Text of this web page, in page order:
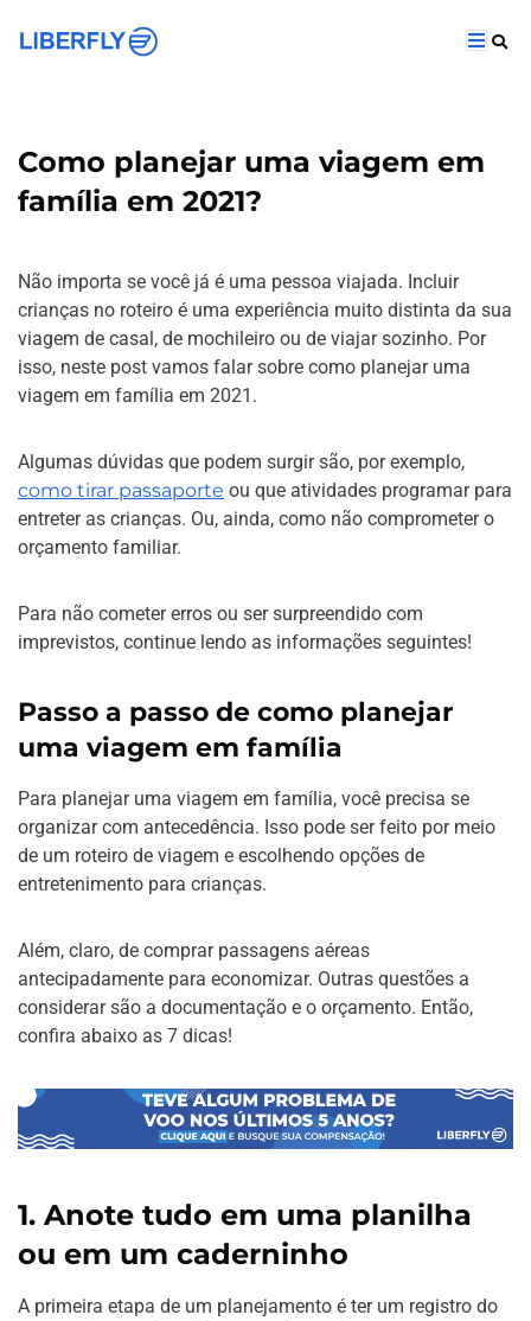
Como planejar uma viagem em
família em 2021?
Não importa se você já é uma pessoa viajada. Incluir
crianças no roteiro é uma experiência muito distinta da sua
viagem de casal, de mochileiro ou de viajar sozinho. Por
isso, neste post vamos falar sobre como planejar uma
viagem em família em 2021.
Algumas dúvidas que podem surgir são, por exemplo,
como tirar passaporte ou que atividades programar para
entreter as crianças. Ou, ainda, como não comprometer o
orçamento familiar.
Para não cometer erros ou ser surpreendido com
imprevistos, continue lendo as informações seguintes!
Passo a passo de como planejar
uma viagem em família
Para planejar uma viagem em família, você precisa se
organizar com antecedência. Isso pode ser feito por meio
de um roteiro de viagem e escolhendo opções de
entretenimento para crianças.
Além, claro, de comprar passagens aéreas
antecipadamente para economizar. Outras questões a
considerar são a documentação e o orçamento. Então,
confira abaixo as 7 dicas!
1. Anote tudo em uma planilha
ou em um caderninho
A primeira etapa de um planejamento é ter um registro do